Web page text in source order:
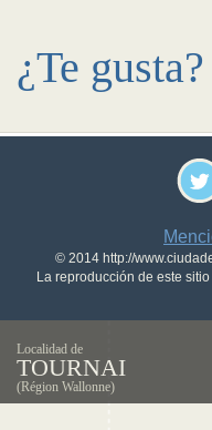
¿Te
© 2014 http://
La reproducción de este
Localidad de
TOURNAI
(Région Wallonne)